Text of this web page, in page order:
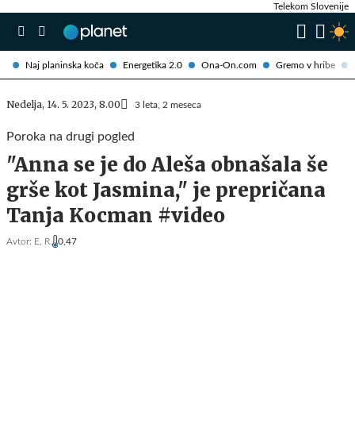
Naj planinska koča Energetika 2.0 Ona-On.com Gremo v hribe
Telekom Slovenije
Nedelja, 14. 5. 2023, 8.00 3 leta, 2 meseca
Poroka na drugi pogled
"Anna se je do Aleša obnašala še
grše kot Jasmina," je prepričana
Tanja Kocman #video
Avtor: E. R. 0,47